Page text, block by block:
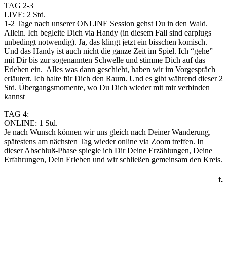
TAG 2-3
LIVE: 2 Std.
1-2 Tage nach unserer ONLINE Session gehst Du in den Wald.
Allein. Ich begleite Dich via Handy (in diesem Fall sind earplugs
unbedingt notwendig). Ja, das klingt jetzt ein bisschen komisch.
Und das Handy ist auch nicht die ganze Zeit im Spiel. Ich “gehe”
mit Dir bis zur sogenannten Schwelle und stimme Dich auf das
Erleben ein.  Alles was dann geschieht, haben wir im Vorgespräch
erläutert. Ich halte für Dich den Raum. Und es gibt während dieser 2
Std. Übergangsmomente, wo Du Dich wieder mit mir verbinden
kannst
TAG 4:
ONLINE: 1 Std.
Je nach Wunsch können wir uns gleich nach Deiner Wanderung,
spätestens am nächsten Tag wieder online via Zoom treffen. In
dieser Abschluß-Phase spiegle ich Dir Deine Erzählungen, Deine
Erfahrungen, Dein Erleben und wir schließen gemeinsam den Kreis.
t.